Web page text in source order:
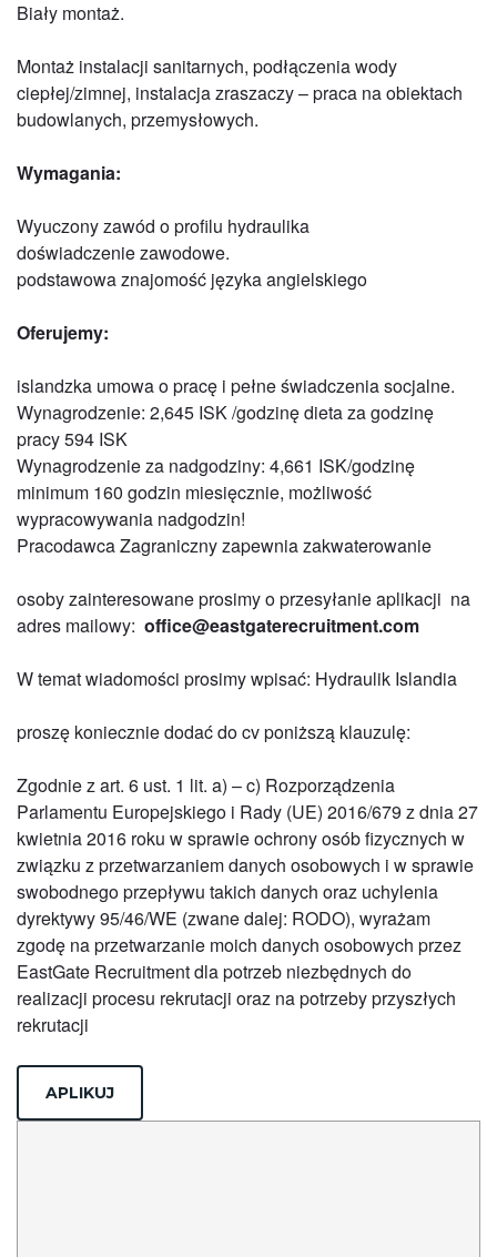
Biały montaż.
Montaż instalacji sanitarnych, podłączenia wody
ciepłej/zimnej, instalacja zraszaczy – praca na obiektach
budowlanych, przemysłowych.
Wymagania:
Wyuczony zawód o profilu hydraulika
doświadczenie zawodowe.
podstawowa znajomość języka angielskiego
Oferujemy:
islandzka umowa o pracę i pełne świadczenia socjalne.
Wynagrodzenie: 2,645 ISK /godzinę dieta za godzinę
pracy 594 ISK
Wynagrodzenie za nadgodziny: 4,661 ISK/godzinę
minimum 160 godzin miesięcznie, możliwość
wypracowywania nadgodzin!
Pracodawca Zagraniczny zapewnia zakwaterowanie
osoby zainteresowane prosimy o przesyłanie aplikacji na
adres mailowy: office@eastgaterecruitment.com
W temat wiadomości prosimy wpisać: Hydraulik Islandia
proszę koniecznie dodać do cv poniższą klauzulę:
Zgodnie z art. 6 ust. 1 lit. a) – c) Rozporządzenia
Parlamentu Europejskiego i Rady (UE) 2016/679 z dnia 27
kwietnia 2016 roku w sprawie ochrony osób fizycznych w
związku z przetwarzaniem danych osobowych i w sprawie
swobodnego przepływu takich danych oraz uchylenia
dyrektywy 95/46/WE (zwane dalej: RODO), wyrażam
zgodę na przetwarzanie moich danych osobowych przez
EastGate Recruitment dla potrzeb niezbędnych do
realizacji procesu rekrutacji oraz na potrzeby przyszłych
rekrutacji